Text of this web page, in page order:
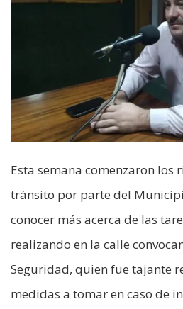
Esta semana comenzaron los
tránsito por parte del
conocer más acerca de las
realizando en la calle
Seguridad, quien fue tajante
medidas a tomar en caso de